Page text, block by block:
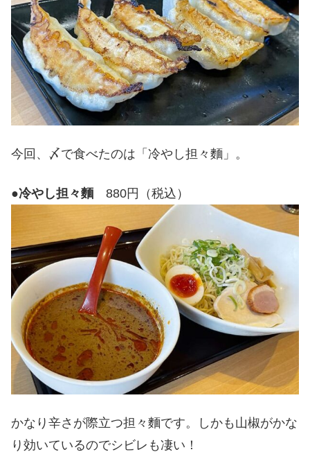
今回、〆で食べたのは「冷やし担々麵」。
●冷やし担々麵 880円（税込）
かなり辛さが際立つ担々麵です。しかも山椒がかな
り効いているのでシビレも凄い！